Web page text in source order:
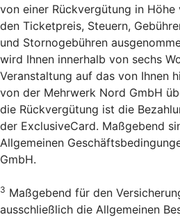
von einer Rückvergütung in
den Ticketpreis, Steuern,
und Stornogebühren
wird Ihnen innerhalb von sechs
Veranstaltung auf das von Ihnen
von der Mehrwerk Nord GmbH
die Rückvergütung ist die
der ExclusiveCard. Maßgebend
Allgemeinen
GmbH.
3 Maßgebend für den
ausschließlich die Allgemeinen